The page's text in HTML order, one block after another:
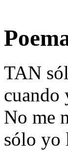
TAN
cuando
No me
sólo yo